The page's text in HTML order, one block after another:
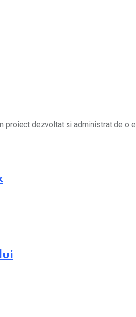
proiect dezvoltat și administrat de o